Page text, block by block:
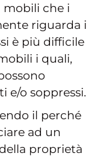
mobili che i
riguarda i
è più difficile
i quali,
e/o soppressi.
il perché
ad un
proprietà